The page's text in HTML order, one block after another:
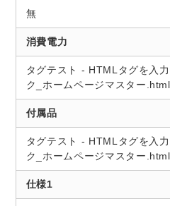
無
消費電力
タグテスト - HTMLタグを入
ク_ホームページマスター.html
付属品
タグテスト - HTMLタグを入
ク_ホームページマスター.html
仕様1